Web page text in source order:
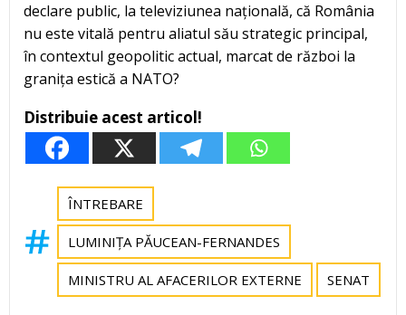
declare public, la televiziunea națională, că România
nu este vitală pentru aliatul său strategic principal,
în contextul geopolitic actual, marcat de război la
granița estică a NATO?
Distribuie acest articol!
ÎNTREBARE
LUMINIȚA PĂUCEAN-FERNANDES
MINISTRU AL AFACERILOR EXTERNE SENAT